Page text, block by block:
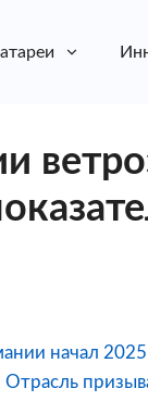
начал